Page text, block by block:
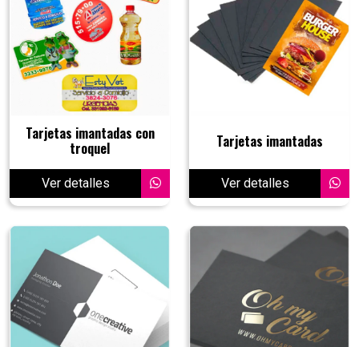
Tarjetas imantadas con
troquel
Ver detalles
Tarjetas imantadas
Ver detalles